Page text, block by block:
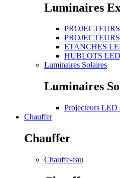
Luminaires
ETANCHES
HUBLOTS LED
Luminaires Solaires
Luminaires
Projecteurs LED
Chauffer
Chauffer
Chauffe-eau